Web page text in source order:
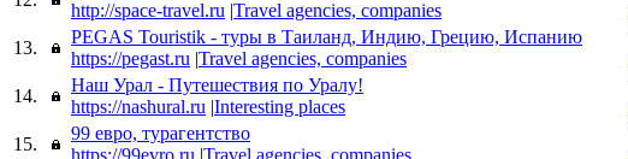
http://space-travel.ru |Travel agencies, companies
13.
PEGAS Touristik - туры в Таиланд, Индию, Грецию, Испанию
https://pegast.ru |Travel agencies, companies
14.
Наш Урал - Путешествия по Уралу!
https://nashural.ru |Interesting places
15.
99 евро, турагентство
https://99evro.ru |Travel agencies, companies